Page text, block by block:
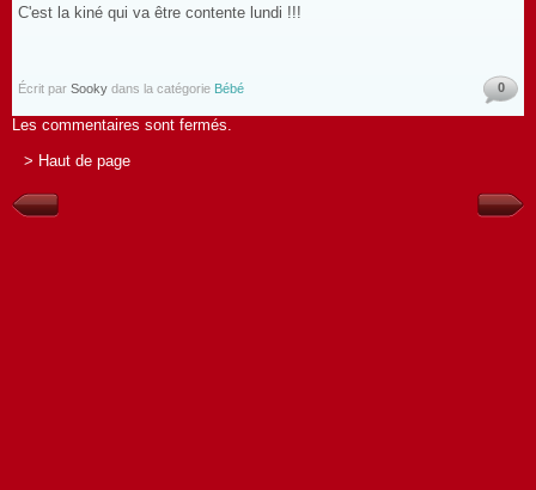
C'est la kiné qui va être contente lundi !!!
Écrit par Sooky dans la catégorie Bébé 0
Les commentaires sont fermés.
> Haut de page